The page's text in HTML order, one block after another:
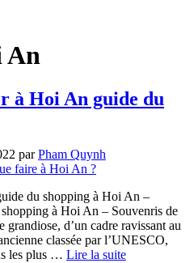
An
à Hoi An guide du
parPham Quynh
du shopping à Hoi An –
à Hoi An – Souvenris de
d’un cadre ravissant au
classée par l’UNESCO,
les plus … Lire la suite